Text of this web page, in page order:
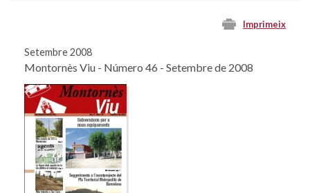
Imprimeix
Setembre 2008
Montornès Viu - Número 46 - Setembre de 2008